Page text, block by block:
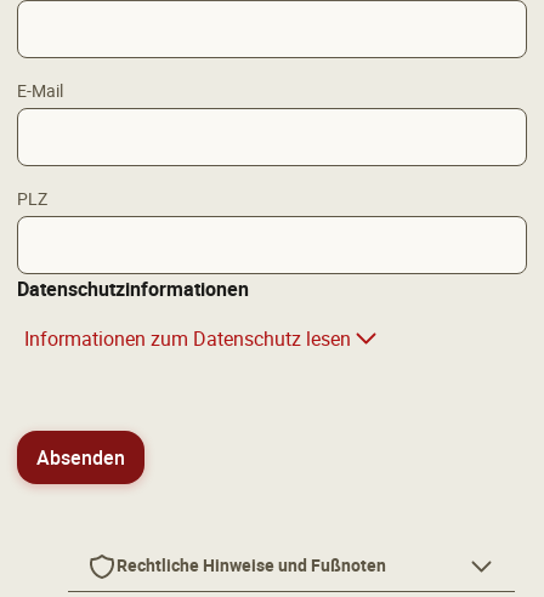
E-Mail
PLZ
Datenschutzinformationen
Informationen zum Datenschutz lesen
Hier Formular absenden
Absenden
Rechtliche Hinweise und Fußnoten